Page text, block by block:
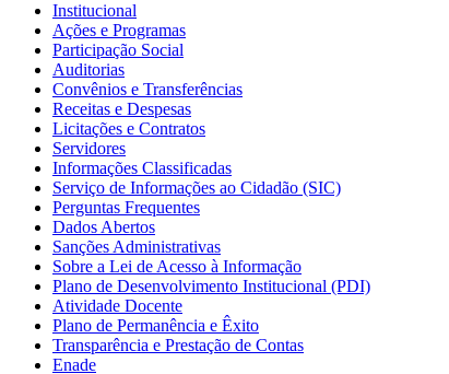
Institucional
Ações e Programas
Participação Social
Auditorias
Convênios e Transferências
Receitas e Despesas
Licitações e Contratos
Servidores
Informações Classificadas
Serviço de Informações ao Cidadão (SIC)
Perguntas Frequentes
Dados Abertos
Sanções Administrativas
Sobre a Lei de Acesso à Informação
Plano de Desenvolvimento Institucional (PDI)
Atividade Docente
Plano de Permanência e Êxito
Transparência e Prestação de Contas
Enade